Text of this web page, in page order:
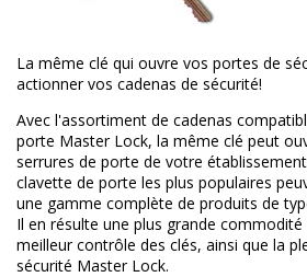
La même clé qui ouvre vos portes de
actionner vos cadenas de sécurité!
Avec l'assortiment de cadenas
porte Master Lock, la même clé peut
serrures de porte de votre
clavette de porte les plus populaires
une gamme complète de produits de
Il en résulte une plus grande commodité
meilleur contrôle des clés, ainsi que la
sécurité Master Lock.